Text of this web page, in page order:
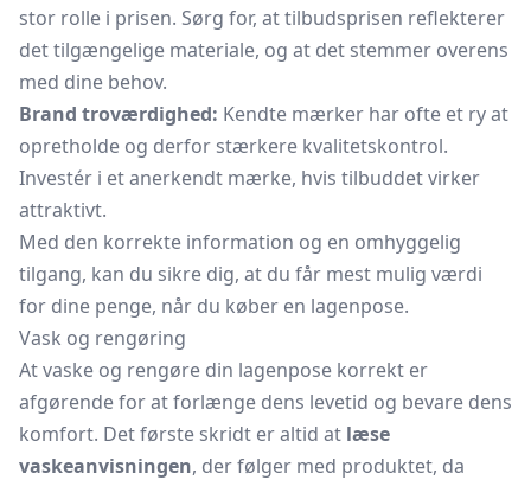
stor rolle i prisen. Sørg for, at tilbudsprisen reflekterer
det tilgængelige materiale, og at det stemmer overens
med dine behov.
Brand troværdighed: Kendte mærker har ofte et ry at
opretholde og derfor stærkere kvalitetskontrol.
Investér i et anerkendt mærke, hvis tilbuddet virker
attraktivt.
Med den korrekte information og en omhyggelig
tilgang, kan du sikre dig, at du får mest mulig værdi
for dine penge, når du køber en lagenpose.
Vask og rengøring
At vaske og rengøre din lagenpose korrekt er
afgørende for at forlænge dens levetid og bevare dens
komfort. Det første skridt er altid at læse
vaskeanvisningen, der følger med produktet, da